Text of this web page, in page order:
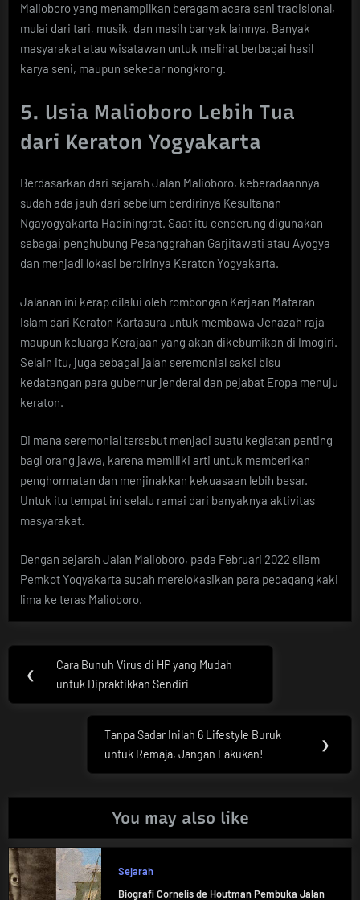
Malioboro yang menampilkan beragam acara seni tradisional,
mulai dari tari, musik, dan masih banyak lainnya. Banyak
masyarakat atau wisatawan untuk melihat berbagai hasil
karya seni, maupun sekedar nongkrong.
5. Usia Malioboro Lebih Tua
dari Keraton Yogyakarta
Berdasarkan dari sejarah Jalan Malioboro, keberadaannya
sudah ada jauh dari sebelum berdirinya Kesultanan
Ngayogyakarta Hadiningrat. Saat itu cenderung digunakan
sebagai penghubung Pesanggrahan Garjitawati atau Ayogya
dan menjadi lokasi berdirinya Keraton Yogyakarta.
Jalanan ini kerap dilalui oleh rombongan Kerjaan Mataran
Islam dari Keraton Kartasura untuk membawa Jenazah raja
maupun keluarga Kerajaan yang akan dikebumikan di Imogiri.
Selain itu, juga sebagai jalan seremonial saksi bisu
kedatangan para gubernur jenderal dan pejabat Eropa menuju
keraton.
Di mana seremonial tersebut menjadi suatu kegiatan penting
bagi orang jawa, karena memiliki arti untuk memberikan
penghormatan dan menjinakkan kekuasaan lebih besar.
Untuk itu tempat ini selalu ramai dari banyaknya aktivitas
masyarakat.
Dengan sejarah Jalan Malioboro, pada Februari 2022 silam
Pemkot Yogyakarta sudah merelokasikan para pedagang kaki
lima ke teras Malioboro.
Post
navigation
❮
Previous
Post:
Cara Bunuh Virus di HP yang Mudah
untuk Dipraktikkan Sendiri
Next
Post:
Tanpa Sadar Inilah 6 Lifestyle Buruk
untuk Remaja, Jangan Lakukan!
❯
You may also like
Sejarah
Biografi Cornelis de Houtman Pembuka Jalan